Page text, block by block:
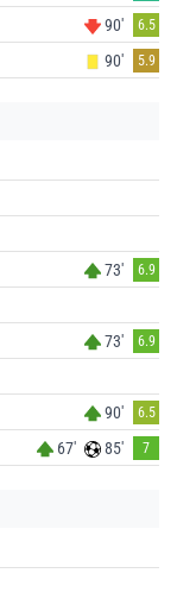
90' 6.5
90' 5.9
73' 6.9
73' 6.9
90' 6.5
67' 85' 7